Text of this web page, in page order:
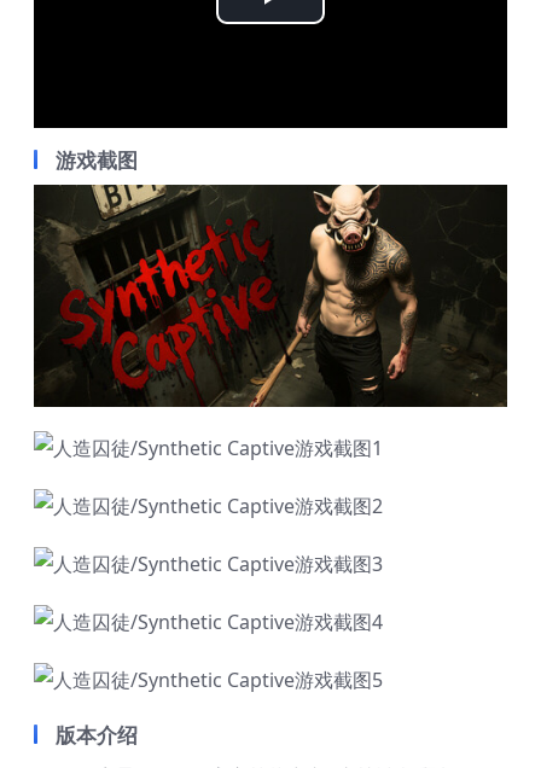
Play
游戏截图
版本介绍